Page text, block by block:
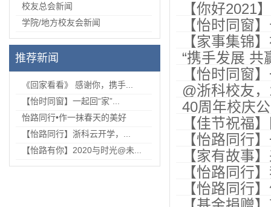
校友总会新闻
学院/地方校友会新闻
推荐新闻
《回家看看》 感谢你，携手...
【怡时同窗】一起回“家”...
怡路同行•作一抹春天的美好
【怡路同行】浙科云开学，...
【怡路有你】2020与时光@未...
【你好2021
【怡时同窗
【家事集锦
“携手发展
与…
【怡时同窗
@浙科校友
40周年校庆
【佳节祝福
【怡路同行
【家有故事
【怡路同行
【怡路同行